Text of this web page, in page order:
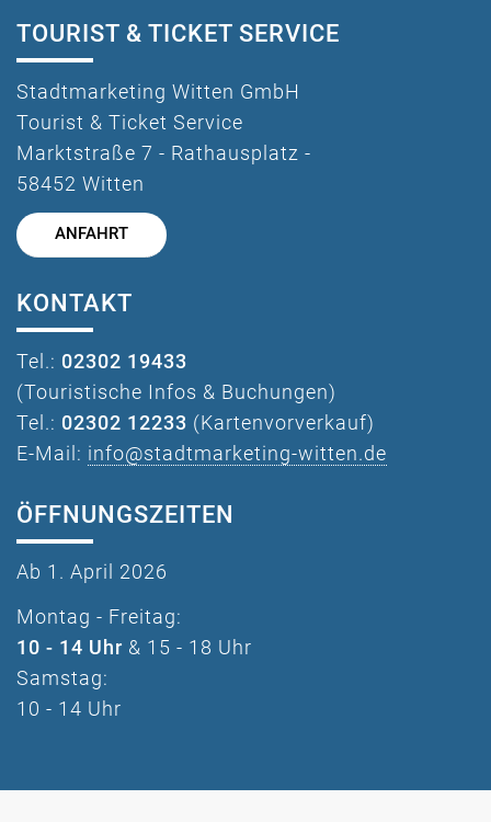
TOURIST & TICKET SERVICE
Stadtmarketing Witten GmbH
Tourist & Ticket Service
Marktstraße 7 - Rathausplatz -
58452 Witten
ANFAHRT
KONTAKT
Tel.: 02302 19433
(Touristische Infos & Buchungen)
Tel.: 02302 12233 (Kartenvorverkauf)
E-Mail: info@stadtmarketing-witten.de
ÖFFNUNGSZEITEN
Ab 1. April 2026
Montag - Freitag:
10 - 14 Uhr & 15 - 18 Uhr
Samstag:
10 - 14 Uhr